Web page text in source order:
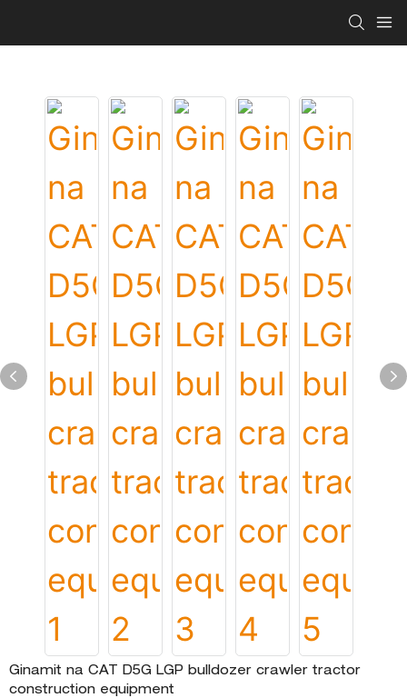
Ginamit na CAT D5G LGP bulldozer crawler tractor
construction equipment